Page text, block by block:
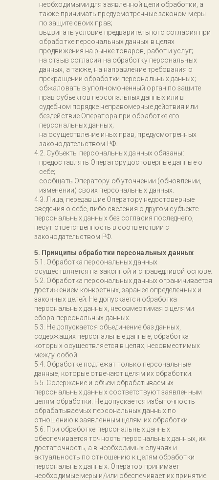
необходимыми для заявленной цели обработки, а
также принимать предусмотренные законом меры
по защите своих прав;
выдвигать условие предварительного согласия при
обработке персональных данных в целях
продвижения на рынке товаров, работ и услуг;
на отзыв согласия на обработку персональных
данных, а также, на направление требования о
прекращении обработки персональных данных;
обжаловать в уполномоченный орган по защите
прав субъектов персональных данных или в
судебном порядке неправомерные действия или
бездействие Оператора при обработке его
персональных данных;
на осуществление иных прав, предусмотренных
законодательством РФ.
Субъекты персональных данных обязаны:
предоставлять Оператору достоверные данные о
себе;
сообщать Оператору об уточнении (обновлении,
изменении) своих персональных данных.
Лица, передавшие Оператору недостоверные
сведения о себе, либо сведения о другом субъекте
персональных данных без согласия последнего,
несут ответственность в соответствии с
законодательством РФ.
5. Принципы обработки персональных данных
Обработка персональных данных
осуществляется на законной и справедливой основе.
Обработка персональных данных ограничивается
достижением конкретных, заранее определенных и
законных целей. Не допускается обработка
персональных данных, несовместимая с целями
сбора персональных данных.
Не допускается объединение баз данных,
содержащих персональные данные, обработка
которых осуществляется в целях, несовместимых
между собой.
Обработке подлежат только персональные
данные, которые отвечают целям их обработки.
Содержание и объем обрабатываемых
персональных данных соответствуют заявленным
целям обработки. Не допускается избыточность
обрабатываемых персональных данных по
отношению к заявленным целям их обработки.
При обработке персональных данных
обеспечивается точность персональных данных, их
достаточность, а в необходимых случаях и
актуальность по отношению к целям обработки
персональных данных. Оператор принимает
необходимые меры и/или обеспечивает их принятие